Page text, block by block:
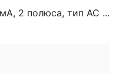
2 полюса, тип АС ...